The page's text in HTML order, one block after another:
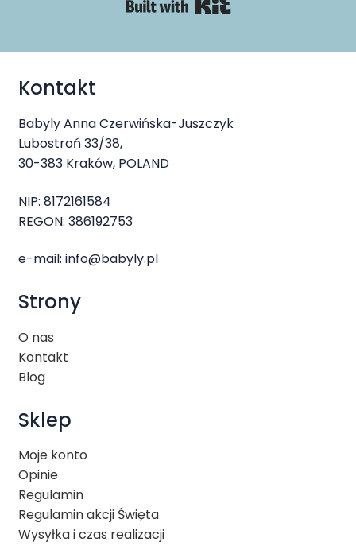
Kontakt
Babyly Anna Czerwińska-Juszczyk
Lubostroń 33/38,
30-383 Kraków, POLAND
NIP: 8172161584
REGON: 386192753
e-mail: info@babyly.pl
Strony
O nas
Kontakt
Blog
Sklep
Moje konto
Opinie
Regulamin
Regulamin akcji Święta
Wysyłka i czas realizacji